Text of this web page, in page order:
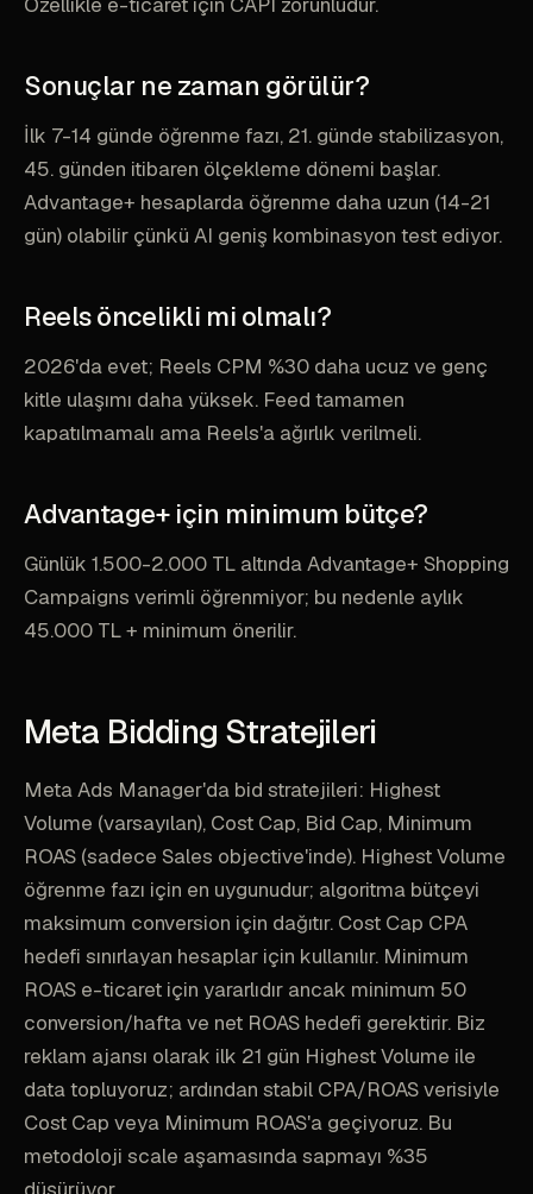
Sonuçlar ne zaman görülür?
İlk 7-14 günde öğrenme fazı, 21. günde stabilizasyon,
45. günden itibaren ölçekleme dönemi başlar.
Advantage+ hesaplarda öğrenme daha uzun (14-21
gün) olabilir çünkü AI geniş kombinasyon test ediyor.
Reels öncelikli mi olmalı?
2026'da evet; Reels CPM %30 daha ucuz ve genç
kitle ulaşımı daha yüksek. Feed tamamen
kapatılmamalı ama Reels'a ağırlık verilmeli.
Advantage+ için minimum bütçe?
Günlük 1.500-2.000 TL altında Advantage+ Shopping
Campaigns verimli öğrenmiyor; bu nedenle aylık
45.000 TL + minimum önerilir.
Meta Bidding Stratejileri
Meta Ads Manager'da bid stratejileri: Highest
Volume (varsayılan), Cost Cap, Bid Cap, Minimum
ROAS (sadece Sales objective'inde). Highest Volume
öğrenme fazı için en uygunudur; algoritma bütçeyi
maksimum conversion için dağıtır. Cost Cap CPA
hedefi sınırlayan hesaplar için kullanılır. Minimum
ROAS e-ticaret için yararlıdır ancak minimum 50
conversion/hafta ve net ROAS hedefi gerektirir. Biz
reklam ajansı olarak ilk 21 gün Highest Volume ile
data topluyoruz; ardından stabil CPA/ROAS verisiyle
Cost Cap veya Minimum ROAS'a geçiyoruz. Bu
metodoloji scale aşamasında sapmayı %35